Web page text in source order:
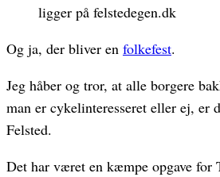
ligger på felstedegen.dk
Og ja, der bliver en folkefest.
Jeg håber og tror, at alle borgere
man er cykelinteresseret eller ej, er
Felsted.
Det har været en kæmpe opgave for